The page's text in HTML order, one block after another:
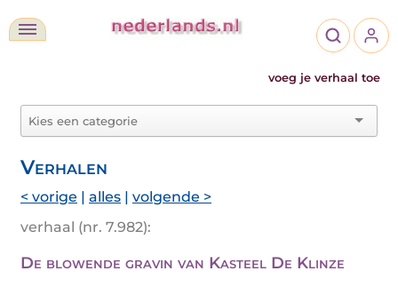
voeg je verhaal toe
Verhalen
< vorige | alles | volgende >
verhaal (nr. 7.982):
De blowende gravin van Kasteel De Klinze